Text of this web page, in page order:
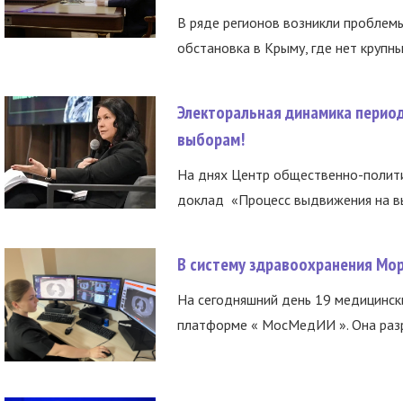
В ряде регионов возникли
обстановка в Крыму, где нет
Электоральная динамика
выборам!
На днях Центр общественно-
доклад «Процесс выдвижения на
В систему здравоохранения
На сегодняшний день 19
платформе « МосМедИИ ». Она